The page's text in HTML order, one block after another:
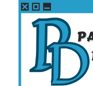
Перейти